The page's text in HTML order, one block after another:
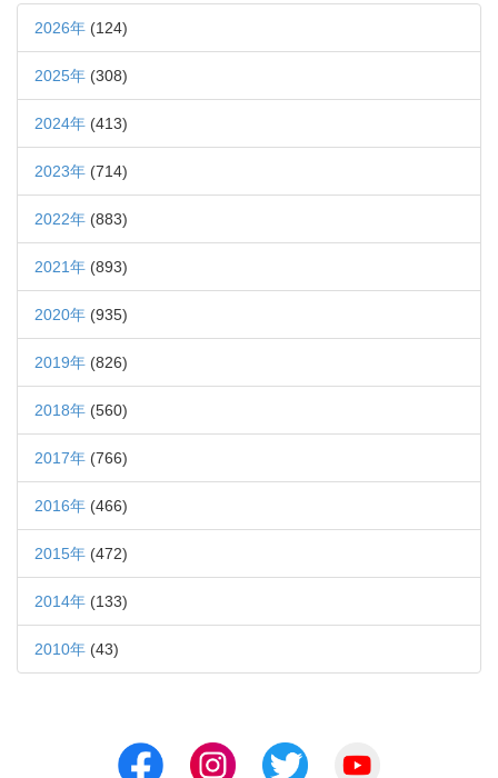
2026年 (124)
2025年 (308)
2024年 (413)
2023年 (714)
2022年 (883)
2021年 (893)
2020年 (935)
2019年 (826)
2018年 (560)
2017年 (766)
2016年 (466)
2015年 (472)
2014年 (133)
2010年 (43)